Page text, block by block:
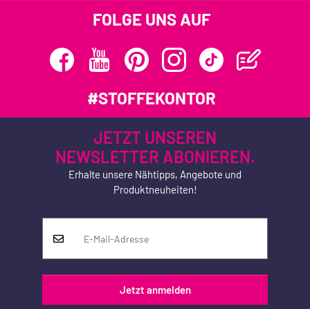
FOLGE UNS AUF
#STOFFEKONTOR
JETZT UNSEREN
NEWSLETTER ABONIEREN.
Erhalte unsere Nähtipps, Angebote und
Produktneuheiten!
Jetzt anmelden